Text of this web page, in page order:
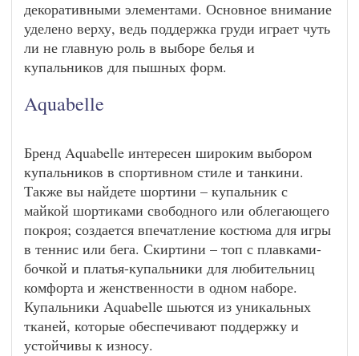
декоративными элементами. Основное внимание
уделено верху, ведь поддержка груди играет чуть
ли не главную роль в выборе белья и
купальников для пышных форм.
Aquabelle
Бренд Aquabelle интересен широким выбором
купальников в спортивном стиле и танкини.
Также вы найдете шортини – купальник с
майкой шортиками свободного или облегающего
покроя; создается впечатление костюма для игры
в теннис или бега. Скиртини – топ с плавками-
бочкой и платья-купальники для любительниц
комфорта и женственности в одном наборе.
Купальники Aquabelle шьются из уникальных
тканей, которые обеспечивают поддержку и
устойчивы к износу.